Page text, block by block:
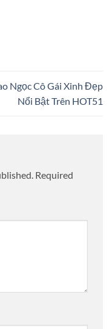
Ngọc Cô Gái Xinh Đẹp
Nổi Bật Trên HOT51
Required